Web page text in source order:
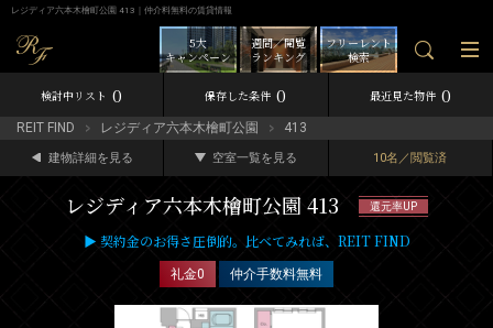
レジディア六本木檜町公園 413｜仲介料無料の賃貸情報
フリーレント
検索
週間／閲覧
ランキング
5大
キャンペーン
検討中リスト 0 保存した条件 0 最近見た物件 0
REIT FIND レジディア六本木檜町公園 413
建物詳細を見る 空室一覧を見る 10名／閲覧済
レジディア六本木檜町公園 413 還元率UP
▶ 契約金のお得さ圧倒的。比べてみれば、REIT FIND
礼金0 仲介手数料無料